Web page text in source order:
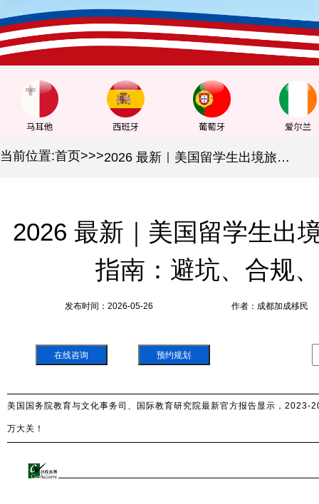
当前位置:首页>>> 2026 最新｜美国留学生出境旅行 & 返美入境全指南：避坑、合规、应急全攻略
2026 最新｜美国留学生出
指南：避坑、合规
发布时间：2026-05-26 作者：成都加成移民
在线咨询 预约规划
美国国务院教育与文化事务司、国际教育研究院最新官方报告显示，
万大关！